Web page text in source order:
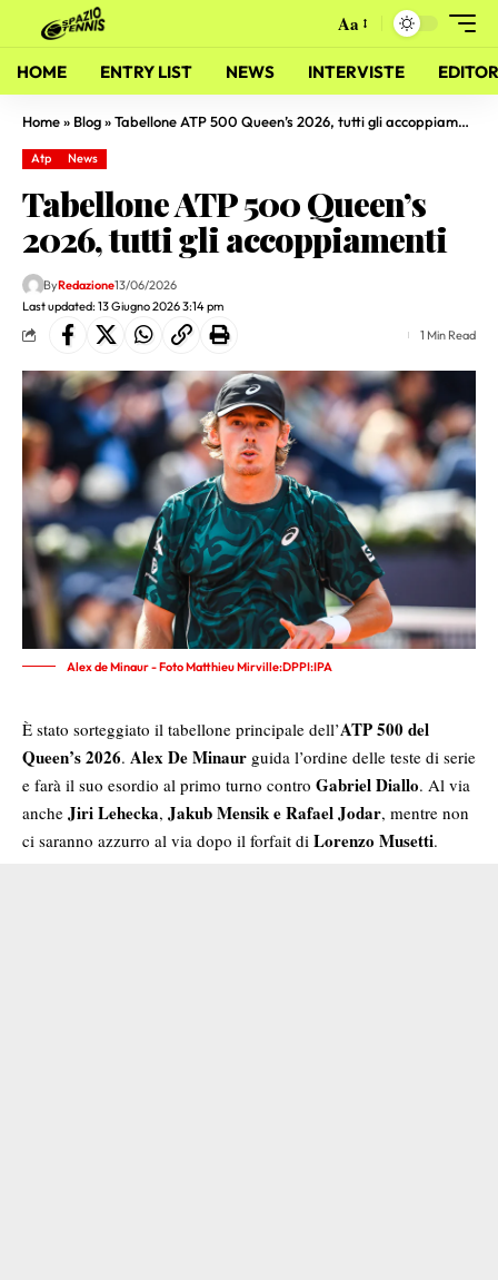
Aa
HOME ENTRY LIST NEWS INTERVISTE
Home» Blog»Tabellone ATP 500 Queen’s 2026, tutti gli accoppiamenti
Atp News
Tabellone ATP 500 Queen’s
2026, tutti gli accoppiamenti
Last updated: 13 Giugno 2026 3:14 pm
ByRedazione13/06/2026
1 Min Read
Alex de Minaur - Foto Matthieu Mirville:DPPI:IPA
È stato sorteggiato il tabellone principale dell’ATP 500 del
Queen’s 2026. Alex De Minaur guida l’ordine delle teste di serie
e farà il suo esordio al primo turno contro Gabriel Diallo. Al via
anche Jiri Lehecka, Jakub Mensik e Rafael Jodar, mentre non
ci saranno azzurro al via dopo il forfait di Lorenzo Musetti.